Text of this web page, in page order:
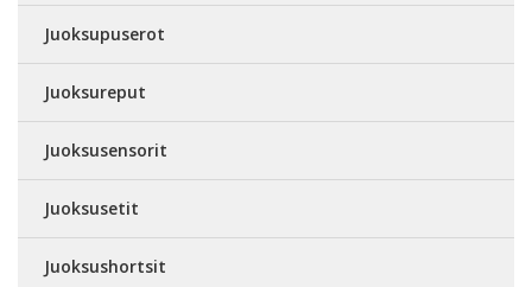
Juoksupuserot
Juoksureput
Juoksusensorit
Juoksusetit
Juoksushortsit